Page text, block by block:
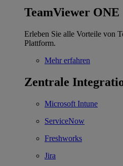
TeamViewer ONE
Erleben Sie alle Vorteile von
Plattform.
Mehr erfahren
Zentrale
Microsoft Intune
ServiceNow
Freshworks
Jira